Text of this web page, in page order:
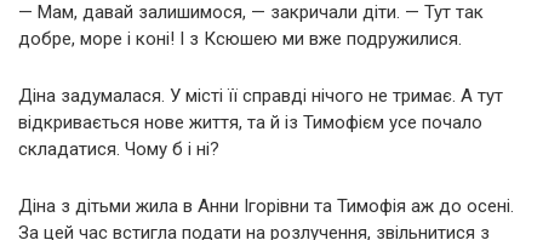
— Мам, давай залишимося, — закричали діти. — Тут так
добре, море і коні! І з Ксюшею ми вже подружилися.
Діна задумалася. У місті її справді нічого не тримає. А тут
відкривається нове життя, та й із Тимофієм усе почало
складатися. Чому б і ні?
Діна з дітьми жила в Анни Ігорівни та Тимофія аж до осені.
За цей час встигла подати на розлучення, звільнитися з